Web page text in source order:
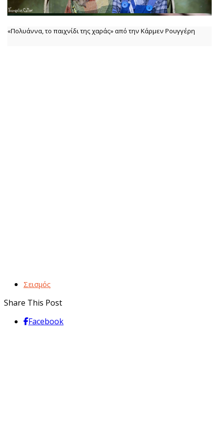
«Πολυάννα, το παιχνίδι της χαράς» από την Κάρμεν Ρουγγέρη
Σεισμός
Share This Post
Facebook